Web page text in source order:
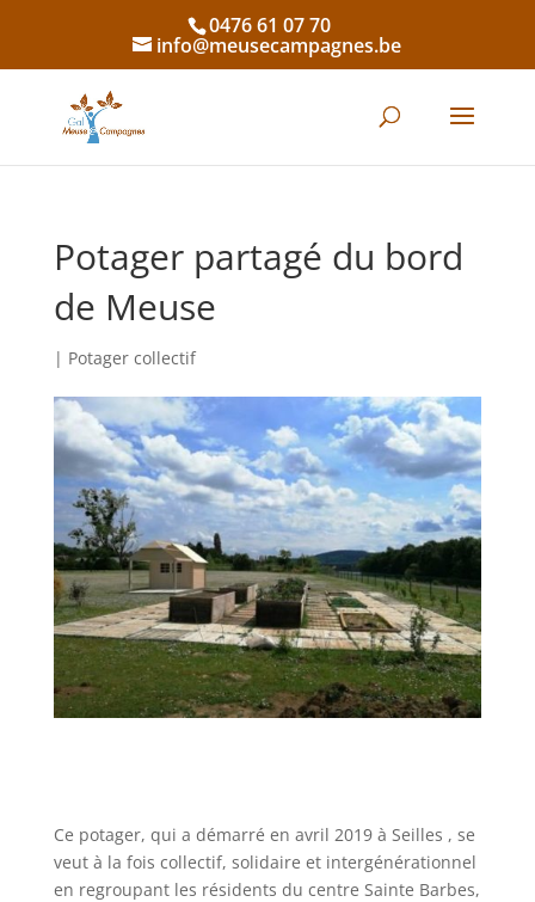
0476 61 07 70
info@meusecampagnes.be
Potager partagé du bord
de Meuse
| Potager collectif
Ce potager, qui a démarré en avril 2019 à Seilles , se
veut à la fois collectif, solidaire et intergénérationnel
en regroupant les résidents du centre Sainte Barbes,